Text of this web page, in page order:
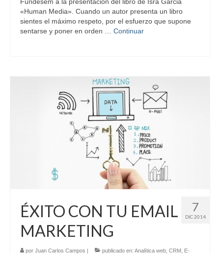
«Human Media». Cuando un autor presenta un libro
sientes el máximo respeto, por el esfuerzo que supone
sentarse y poner en orden … Continuar
7
DIC 2014
ÉXITO CON TU EMAIL
MARKETING
por Juan Carlos Campos | publicado en: Analítica web CRM E-